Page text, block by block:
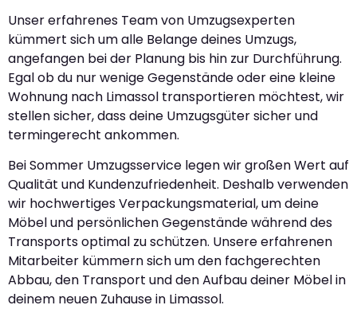
Unser erfahrenes Team von Umzugsexperten
kümmert sich um alle Belange deines Umzugs,
angefangen bei der Planung bis hin zur Durchführung.
Egal ob du nur wenige Gegenstände oder eine kleine
Wohnung nach Limassol transportieren möchtest, wir
stellen sicher, dass deine Umzugsgüter sicher und
termingerecht ankommen.
Bei Sommer Umzugsservice legen wir großen Wert auf
Qualität und Kundenzufriedenheit. Deshalb verwenden
wir hochwertiges Verpackungsmaterial, um deine
Möbel und persönlichen Gegenstände während des
Transports optimal zu schützen. Unsere erfahrenen
Mitarbeiter kümmern sich um den fachgerechten
Abbau, den Transport und den Aufbau deiner Möbel in
deinem neuen Zuhause in Limassol.